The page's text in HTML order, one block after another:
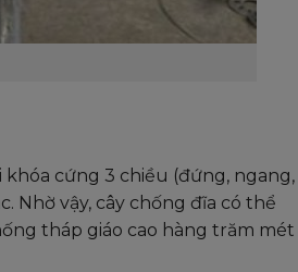
cứng 3 chiều (đứng, ngang,
Nhờ vậy, cây chống đĩa có thể
tháp giáo cao hàng trăm mét